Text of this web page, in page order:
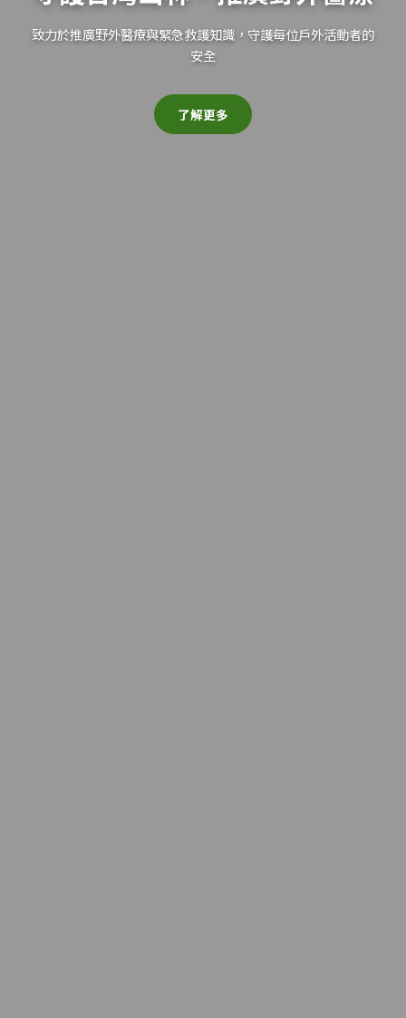
致力於推廣野外醫療與緊急救護知識，守護每位戶外活動者的
安全
了解更多